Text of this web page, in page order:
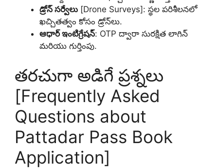
డ్రోన్ సర్వేలు [Drone Surveys]: స్థల పరిశీలనలో
ఖచ్చితత్వం కోసం డ్రోన్‌లు.
ఆధార్ ఇంటిగ్రేషన్: OTP ద్వారా సురక్షిత లాగిన్
మరియు గుర్తింపు.
తరచుగా అడిగే ప్రశ్నలు
[Frequently Asked
Questions about
Pattadar Pass Book
Application]